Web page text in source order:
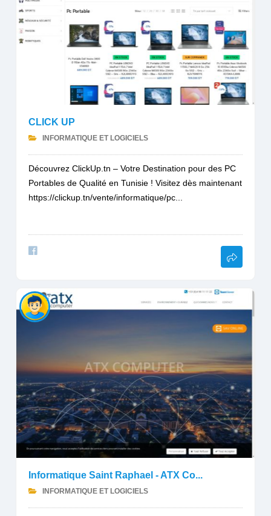
CLICK UP
INFORMATIQUE ET LOGICIELS
Découvrez ClickUp.tn – Votre Destination pour des PC
Portables de Qualité en Tunisie ! Visitez dès maintenant
https://clickup.tn/vente/informatique/pc...
Informatique Saint Raphael - ATX Co...
INFORMATIQUE ET LOGICIELS